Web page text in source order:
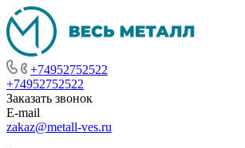
+74952752522
+74952752522
Заказать звонок
E-mail
zakaz@metall-ves.ru